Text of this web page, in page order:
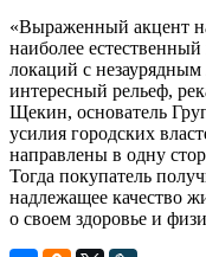
«Выраженный акцент
наиболее
локаций с
интересный рельеф,
Щекин, основатель
усилия городских
направлены в одну
Тогда покупатель
надлежащее качество
о своем здоровье и